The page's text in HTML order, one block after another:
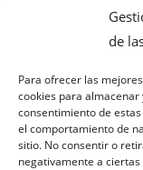
de
Para ofrecer las
cookies para
consentimiento de
el comportamiento de
sitio. No consentir o
negativamente a
Política de
Aviso legal
Política de